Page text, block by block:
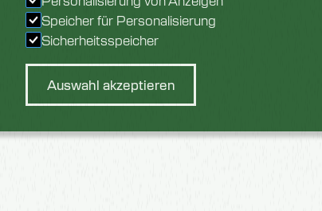
Speicher für Personalisierung
Sicherheitsspeicher
Auswahl akzeptieren